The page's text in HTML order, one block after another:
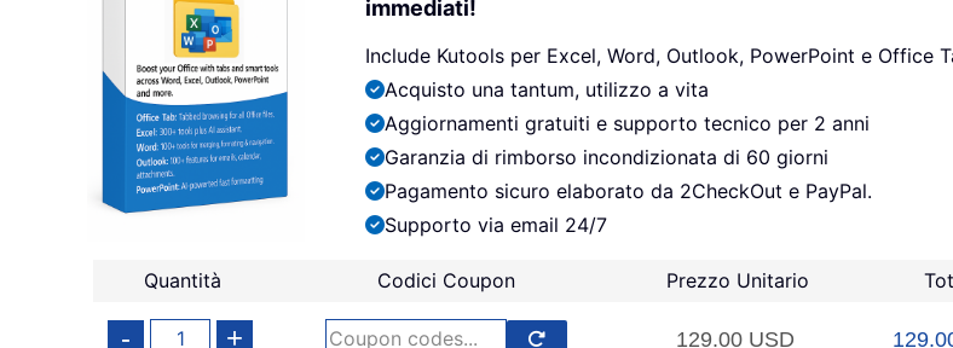
immediati!
Include Kutools per Excel, Word, Outlook, PowerPoint e Office
Acquisto una tantum, utilizzo a vita
Aggiornamenti gratuiti e supporto tecnico per 2 anni
Garanzia di rimborso incondizionata di 60 giorni
Pagamento sicuro elaborato da 2CheckOut e PayPal.
Supporto via email 24/7
Quantità Codici Coupon Prezzo Unitario